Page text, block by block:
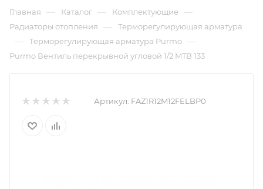
Главная — Каталог — Комплектующие —
Радиаторы отопления — Терморегулирующая арматура
— Терморегулирующая арматура Purmo —
Purmo Вентиль перекрывной угловой 1/2 MTB 133
Артикул: FAZ1R12M12FELBP0